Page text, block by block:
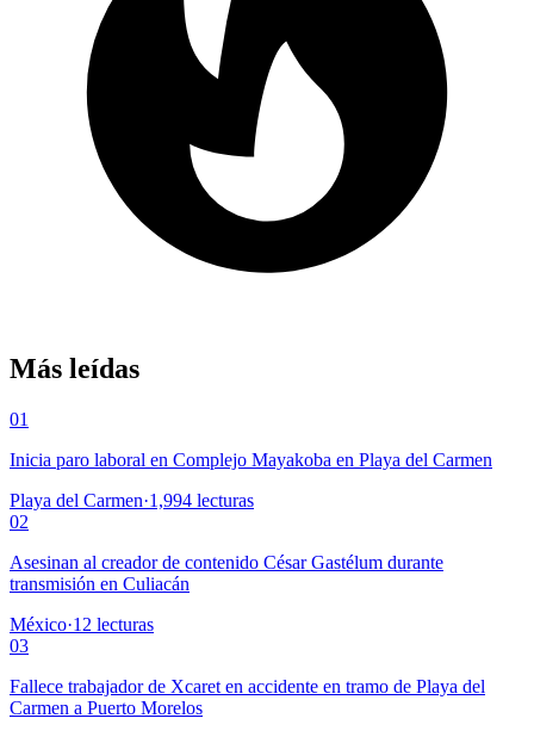
Más leídas
01
Inicia paro laboral en Complejo Mayakoba en Playa del Carmen
Playa del Carmen·1,994 lecturas
02
Asesinan al creador de contenido César Gastélum durante
transmisión en Culiacán
México·12 lecturas
03
Fallece trabajador de Xcaret en accidente en tramo de Playa del
Carmen a Puerto Morelos